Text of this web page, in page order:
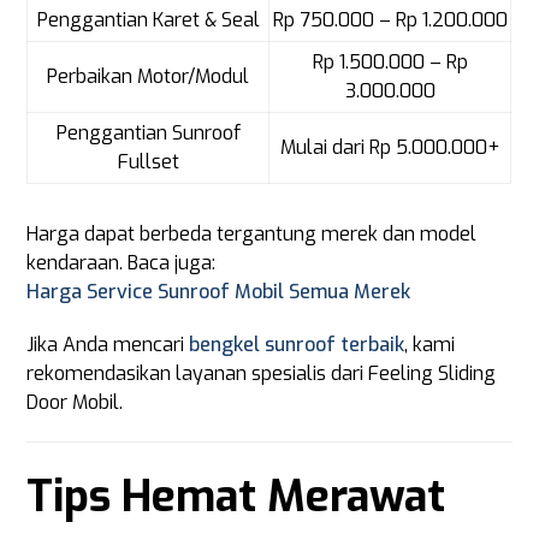
Penggantian Karet & Seal Rp 750.000 – Rp 1.200.000
Perbaikan Motor/Modul
Rp 1.500.000 – Rp
3.000.000
Penggantian Sunroof
Fullset
Mulai dari Rp 5.000.000+
Harga dapat berbeda tergantung merek dan model
kendaraan. Baca juga:
Harga Service Sunroof Mobil Semua Merek
Jika Anda mencari bengkel sunroof terbaik, kami
rekomendasikan layanan spesialis dari Feeling Sliding
Door Mobil.
Tips Hemat Merawat